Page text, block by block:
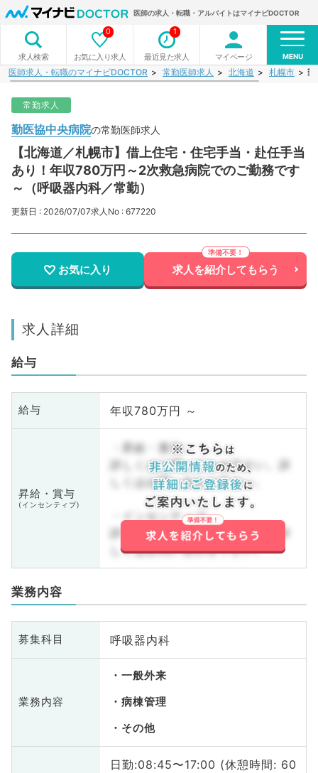
医師の求人・転職・アルバイトはマイナビDOCTOR
求人検索 お気に入り求人
0
最近見た求人
1
マイページ MENU
医師求人・転職のマイナビDOCTOR 常勤医師求人 北海道 札幌市 勤
常勤求人
勤医協中央病院の常勤医師求人
【北海道／札幌市】借上住宅・住宅手当・赴任手当
あり！年収780万円～2次救急病院でのご勤務です
～（呼吸器内科／常勤）
更新日 : 2026/07/07求人No : 677220
お気に入り 求人を紹介してもらう
求人詳細
給与
給与 年収780万円 ～
昇給・賞与
(インセンティブ)
・昇給・賞与
詳しくはお問い合わせ下さい。詳
しくはお問い合わせ下さい。
・インセンティブ
詳しくはお問い合わせ下さい。詳
しくはお問い合わせ下さい。
業務内容
募集科目 呼吸器内科
業務内容
一般外来
病棟管理
その他
日勤:08:45〜17:00 (休憩時間: 60